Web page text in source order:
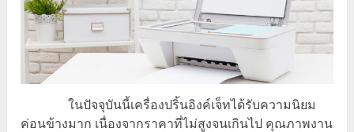
ในปัจจุบันนี้เครื่องปริ้นอิงค์เจ็ทได้รับความนิยม
ค่อนข้างมาก เนื่องจากราคาที่ไม่สูงจนเกินไป คุณภาพงาน